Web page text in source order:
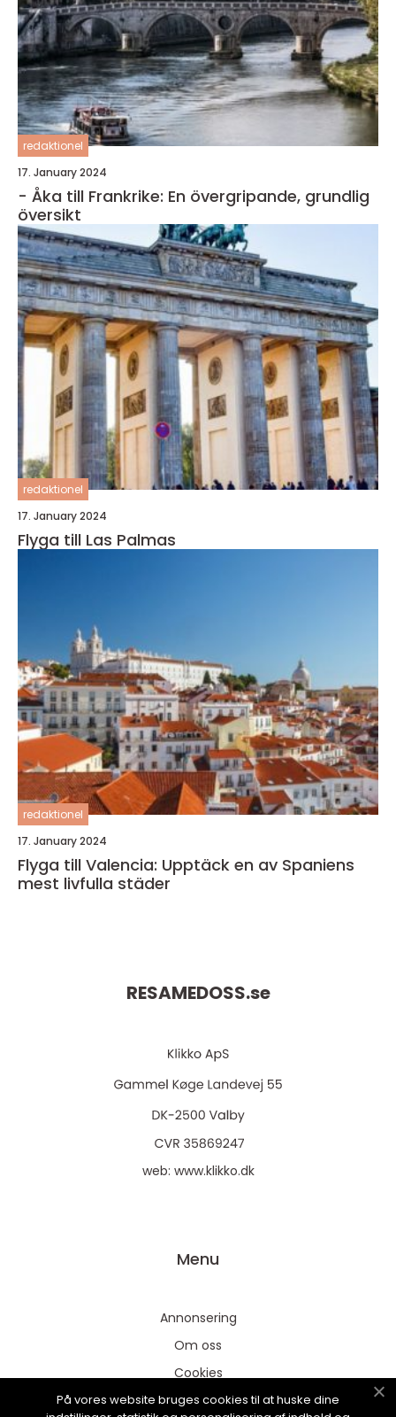
redaktionel
17. January 2024
- Åka till Frankrike: En övergripande, grundlig
översikt
redaktionel
17. January 2024
Flyga till Las Palmas
redaktionel
17. January 2024
Flyga till Valencia: Upptäck en av Spaniens
mest livfulla städer
RESAMEDOSS.se
web: www.klikko.dk
Menu
Annonsering
Om oss
Cookies
Kontakta oss
På vores website bruges cookies til at huske dine